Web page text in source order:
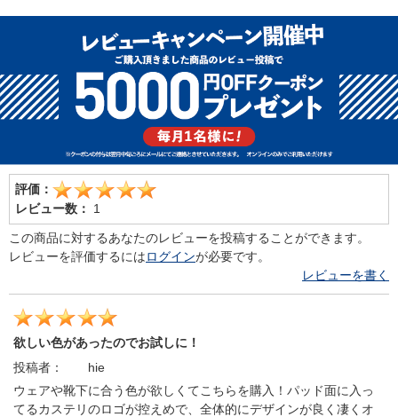
評価：
レビュー数：
1
この商品に対するあなたのレビューを投稿することができます。
レビューを評価するにはログインが必要です。
レビューを書く
欲しい色があったのでお試しに！
投稿者：
hie
ウェアや靴下に合う色が欲しくてこちらを購入！パッド面に入っ
てるカステリのロゴが控えめで、全体的にデザインが良く凄くオ